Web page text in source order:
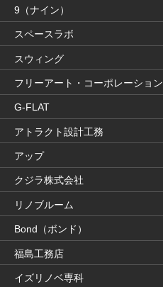
9（ナイン）
スペースラボ
スウィング
フリーアート・コーポレーション
G-FLAT
アトラクト設計工務
アップ
クジラ株式会社
リノブルーム
Bond（ボンド）
福島工務店
イズリノベ専科